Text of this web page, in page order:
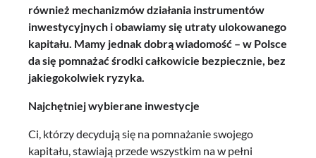
również mechanizmów działania instrumentów
inwestycyjnych i obawiamy się utraty ulokowanego
kapitału. Mamy jednak dobrą wiadomość – w Polsce
da się pomnażać środki całkowicie bezpiecznie, bez
jakiegokolwiek ryzyka.
Najchętniej wybierane inwestycje
Ci, którzy decydują się na pomnażanie swojego
kapitału, stawiają przede wszystkim na w pełni